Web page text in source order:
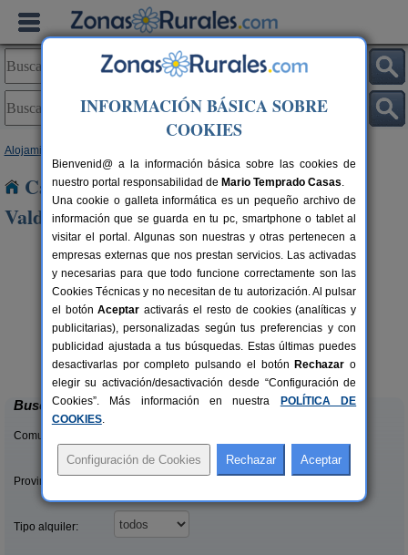
Alojamientos
Casas Rurales cerca de Buenavista de
Valdavia
10+1 pers.
desde30 €
Casa Calderón II
Brañosera (Palencia)
Buscar
Comunidades:
Provincias/Islas:
Tipo alquiler:
INFORMACIÓN BÁSICA SOBRE
COOKIES
Bienvenid@ a la información básica sobre las cookies de
nuestro portal responsabilidad de Mario Temprado Casas.
Una cookie o galleta informática es un pequeño archivo de
información que se guarda en tu pc, smartphone o tablet al
visitar el portal. Algunas son nuestras y otras pertenecen a
empresas externas que nos prestan servicios. Las activadas
y necesarias para que todo funcione correctamente son las
Cookies Técnicas y no necesitan de tu autorización. Al pulsar
el botónAceptar activarás el resto de cookies (analíticas y
publicitarias), personalizadas según tus preferencias y con
publicidad ajustada a tus búsquedas. Estas últimas puedes
desactivarlas por completo pulsando el botón Rechazar o
elegir su activación/desactivación desde “Configuración de
Cookies”. Más información en nuestra
POLÍTICA DE
COOKIES.